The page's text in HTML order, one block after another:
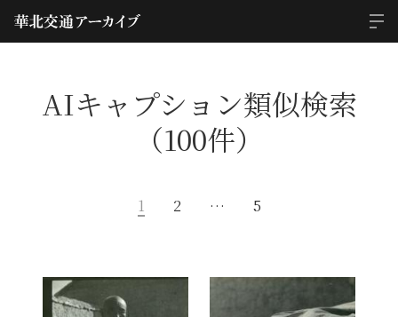
AIキャプション類似検索
（100件）
1 2 … 5